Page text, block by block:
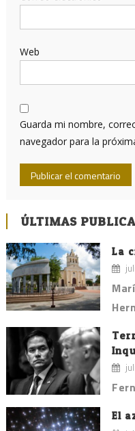
Web
Guarda mi nombre,
navegador para la
ÚLTIMAS
La
El